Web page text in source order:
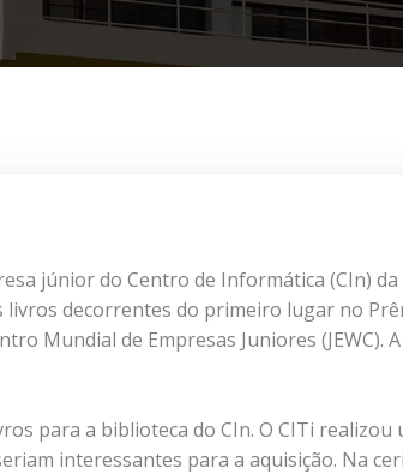
júnior do Centro de Informática (CIn) da
decorrentes do primeiro lugar no
Mundial de Empresas Juniores (JEWC). A
para a biblioteca do CIn. O CITi realizou
interessantes para a aquisição. Na